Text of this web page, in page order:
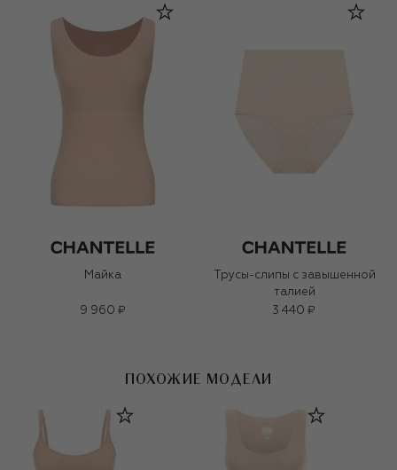
Майка
9 960 ₽
Трусы-слипы с завышенной
талией
3 440 ₽
ПОХОЖИЕ МОДЕЛИ